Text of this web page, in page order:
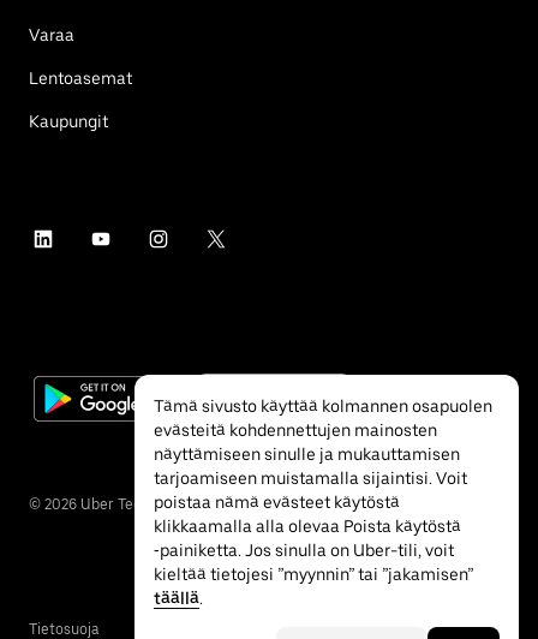
Varaa
Lentoasemat
Kaupungit
© 2026 Uber Technologies Inc.
Tietosuoja
Tämä sivusto käyttää kolmannen osapuolen
evästeitä kohdennettujen mainosten
näyttämiseen sinulle ja mukauttamisen
tarjoamiseen muistamalla sijaintisi. Voit
poistaa nämä evästeet käytöstä
klikkaamalla alla olevaa Poista käytöstä
‐painiketta. Jos sinulla on Uber-tili, voit
kieltää tietojesi ”myynnin” tai ”jakamisen”
täällä.